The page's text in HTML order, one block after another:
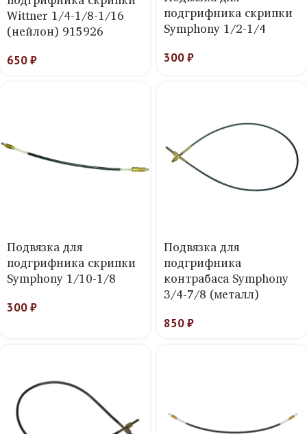
Wittner 1/4-1/8-1/16
(нейлон) 915926
650₽
подгрифника скрипки
Symphony 1/2-1/4
300₽
Подвязка для
подгрифника скрипки
Symphony 1/10-1/8
300₽
Подвязка для
подгрифника
контрабаса Symphony
3/4-7/8 (металл)
850₽